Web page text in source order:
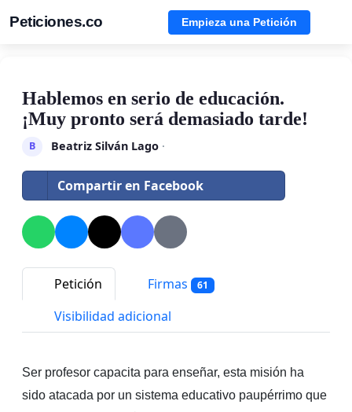
Peticiones.co Empieza una Petición
Hablemos en serio de educación.
¡Muy pronto será demasiado tarde!
B Beatriz Silván Lago·
Compartir en Facebook
Petición Firmas 61
Visibilidad adicional
Ser profesor capacita para enseñar, esta misión ha
sido atacada por un sistema educativo paupérrimo que